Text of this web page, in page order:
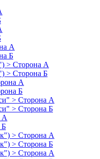
А
Б
> Сторона А
> Сторона Б
А
Б
> Сторона А
> Сторона Б
А
Б
> Сторона А
> Сторона Б
> Сторона А